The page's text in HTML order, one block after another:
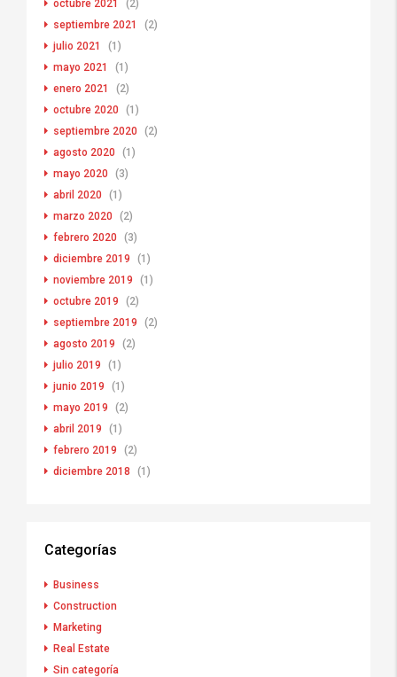
octubre 2021
(2)
septiembre 2021
(2)
julio 2021
(1)
mayo 2021
(1)
enero 2021
(2)
octubre 2020
(1)
septiembre 2020
(2)
agosto 2020
(1)
mayo 2020
(3)
abril 2020
(1)
marzo 2020
(2)
febrero 2020
(3)
diciembre 2019
(1)
noviembre 2019
(1)
octubre 2019
(2)
septiembre 2019
(2)
agosto 2019
(2)
julio 2019
(1)
junio 2019
(1)
mayo 2019
(2)
abril 2019
(1)
febrero 2019
(2)
diciembre 2018
(1)
Categorías
Business
Construction
Marketing
Real Estate
Sin categoría